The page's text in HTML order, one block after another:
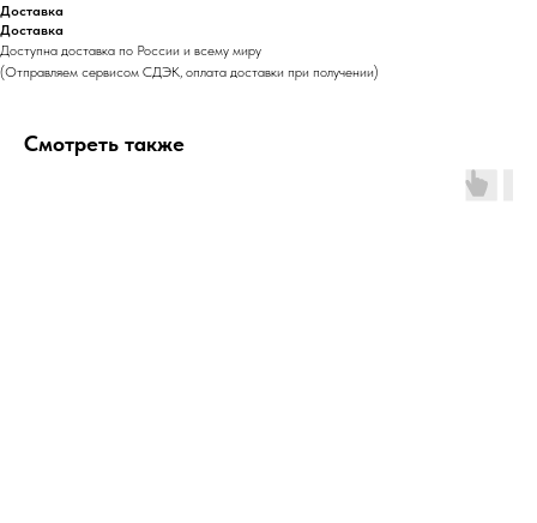
Доставка
Доставка
Доступна доставка по России и всему миру
(Отправляем сервисом СДЭК, оплата доставки при получении)
Смотреть также